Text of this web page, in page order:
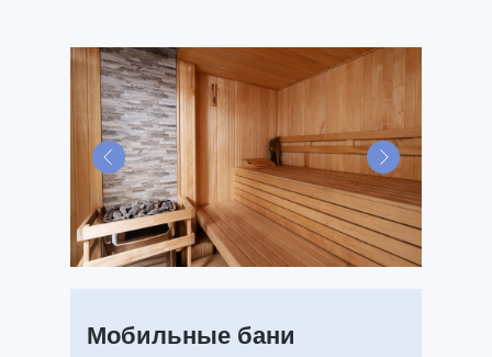
Мобильные бани
Оставить заявку
Нажимая кнопку Оставить заявку, вы
соглашаетесь сполитикой конфиденциальности